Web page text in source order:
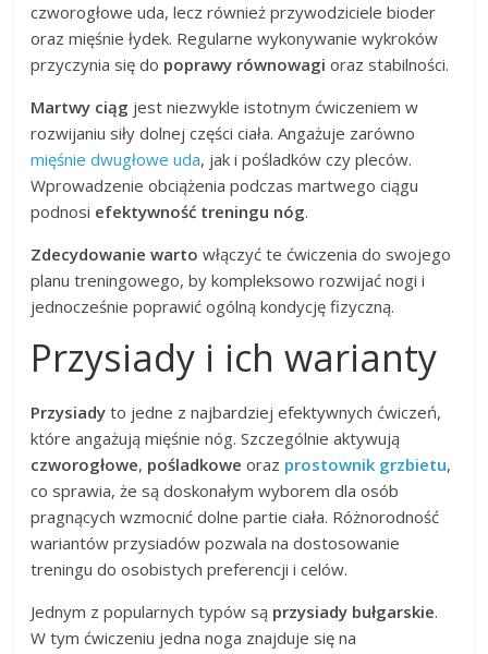
czworogłowe uda, lecz również przywodziciele bioder
oraz mięśnie łydek. Regularne wykonywanie wykroków
przyczynia się do poprawy równowagi oraz stabilności.
Martwy ciąg jest niezwykle istotnym ćwiczeniem w
rozwijaniu siły dolnej części ciała. Angażuje zarówno
mięśnie dwugłowe uda, jak i pośladków czy pleców.
Wprowadzenie obciążenia podczas martwego ciągu
podnosi efektywność treningu nóg.
Zdecydowanie warto włączyć te ćwiczenia do swojego
planu treningowego, by kompleksowo rozwijać nogi i
jednocześnie poprawić ogólną kondycję fizyczną.
Przysiady i ich warianty
Przysiady to jedne z najbardziej efektywnych ćwiczeń,
które angażują mięśnie nóg. Szczególnie aktywują
czworogłowe, pośladkowe oraz prostownik grzbietu,
co sprawia, że są doskonałym wyborem dla osób
pragnących wzmocnić dolne partie ciała. Różnorodność
wariantów przysiadów pozwala na dostosowanie
treningu do osobistych preferencji i celów.
Jednym z popularnych typów są przysiady bułgarskie.
W tym ćwiczeniu jedna noga znajduje się na